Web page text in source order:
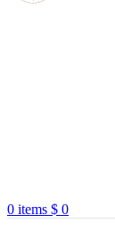
0 items $ 0